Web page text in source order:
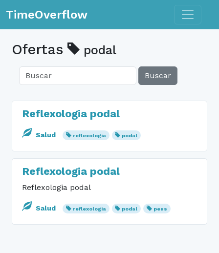
TimeOverflow Toggle
Ofertas podal
Buscar
Reflexologia podal
Salud reflexologia podal
Reflexologia podal
Reflexologia podal
Salud reflexologia podal peus